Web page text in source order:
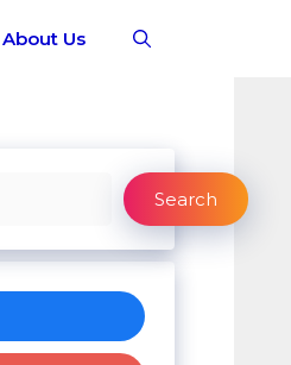
About Us
Search